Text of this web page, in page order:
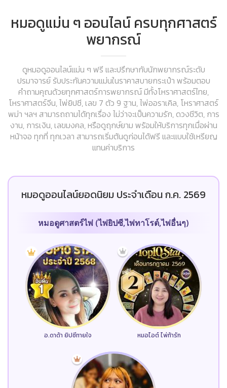
หมอดูแม่น ๆ ออนไลน์ ครบทุกศาสตร์
พยากรณ์
ดูหมอดูออนไลน์แม่น ๆ ฟรี และปรึกษากับนักพยากรณ์ระดับ
ปรมาจารย์ รับประกันความแม่นในราคาสบายกระเป๋า พร้อมตอบ
คำถามคุณด้วยทุกศาสตร์การพยากรณ์ มีทั้งโหราศาสตร์ไทย,
โหราศาสตร์จีน, ไพ่ยิปซี, เลข 7 ตัว 9 ฐาน, ไพ่ออราเคิล, โหราศาสตร์
พม่า ฯลฯ สามารถถามได้ทุกเรื่อง ไม่ว่าจะเป็นความรัก, ดวงชีวิต, การ
งาน, การเงิน, เลขมงคล, หรือดูฤกษ์ยาม พร้อมให้บริการทุกเมื่อผ่าน
หน้าจอ ทุกที่ ทุกเวลา สามารถเริ่มต้นดูก่อนได้ฟรี และแบบใช้เหรียญ
แทนค่าบริการ
หมอดูออนไลน์ยอดนิยม ประจำเดือน ก.ค. 2569
หมอดูศาสตร์ไพ่ (ไพ่ยิปซี,ไพ่ทาโรต์,ไพ่อื่นๆ)
อ.ดาด้า ยิปซีทายใจ หมอไอต์ ไพ่ท้ารัก